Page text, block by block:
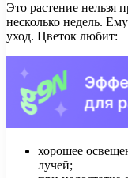
Это растение нельзя
несколько недель.
уход. Цветок любит:
хорошее
лучей;